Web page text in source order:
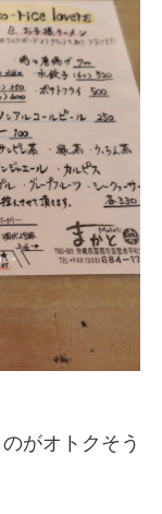
がオトクそう